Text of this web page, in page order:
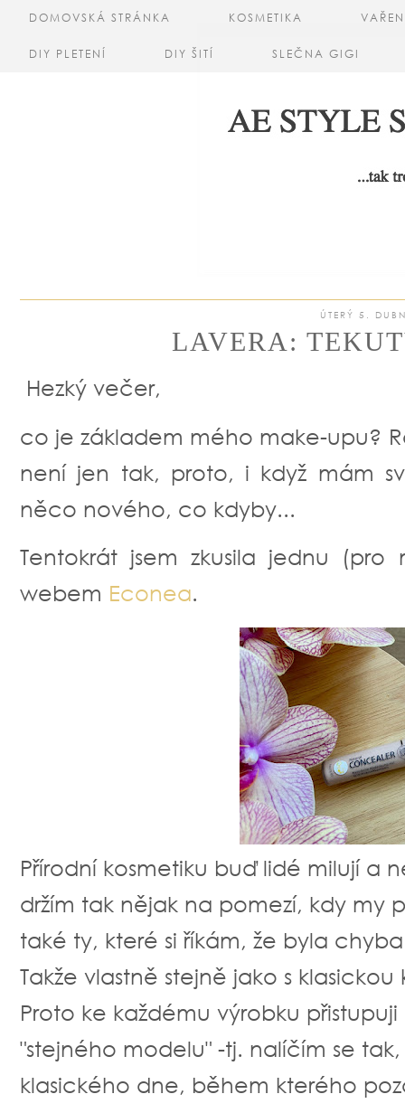
DOMOVSKÁ STRÁNKA KOSMETIKA
DIY PLETENÍ DIY ŠITÍ SLEČNA GIGI
ÚTERÝ 5.
LAVERA:
Hezký večer,
co je základem mého make-upu?
není jen tak, proto, i když mám
něco nového, co kdyby...
Tentokrát jsem zkusila jednu
webem Econea.
Přírodní kosmetiku buď lidé milují a
držím tak nějak na pomezí, kdy my
také ty, které si říkám, že byla
Takže vlastně stejně jako s klasickou
Proto ke každému výrobku
"stejného modelu" -tj. nalíčím se
klasického dne, během kterého